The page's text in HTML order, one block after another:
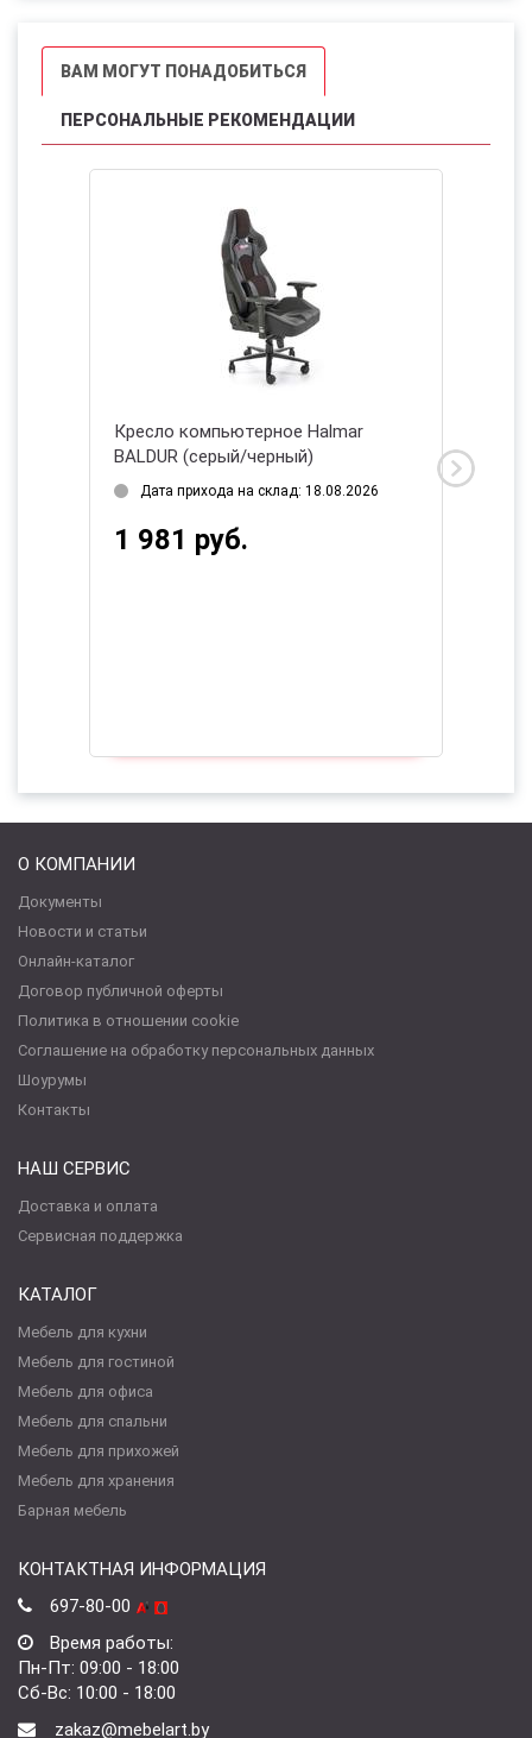
ВАМ МОГУТ ПОНАДОБИТЬСЯ
ПЕРСОНАЛЬНЫЕ РЕКОМЕНДАЦИИ
Кресло компьютерное Halmar
BALDUR (серый/черный)
Дата прихода на склад: 18.08.2026
1 981 руб.
О КОМПАНИИ
Документы
Новости и статьи
Онлайн-каталог
Договор публичной оферты
Политика в отношении cookie
Соглашение на обработку персональных данных
Шоурумы
Контакты
НАШ СЕРВИС
Доставка и оплата
Сервисная поддержка
КАТАЛОГ
Мебель для кухни
Мебель для гостиной
Мебель для офиса
Мебель для спальни
Мебель для прихожей
Мебель для хранения
Барная мебель
КОНТАКТНАЯ ИНФОРМАЦИЯ
697-80-00
Время работы:
Пн-Пт: 09:00 - 18:00
Сб-Вс: 10:00 - 18:00
zakaz@mebelart.by